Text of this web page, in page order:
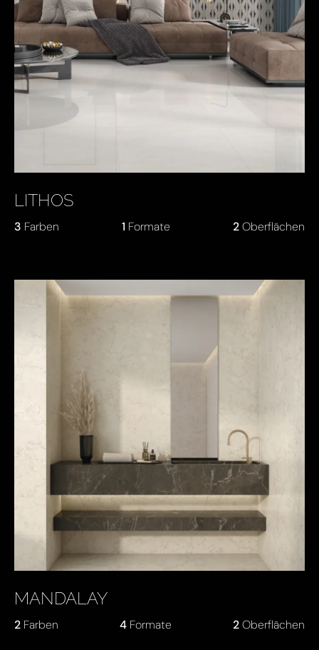
LITHOS
3 Farben 1 Formate 2Oberflächen
MANDALAY
2 Farben 4 Formate 2Oberflächen